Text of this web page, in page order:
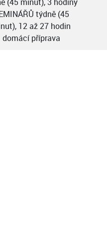
týdně (45
12 až 27 hodin
domácí příprava